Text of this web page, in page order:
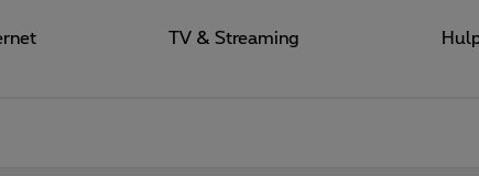
TV & Streaming